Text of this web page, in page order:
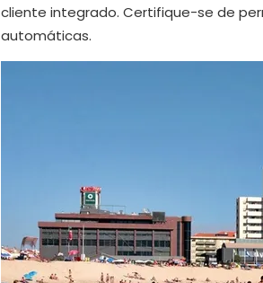
cliente integrado. Certifique-se de
automáticas.